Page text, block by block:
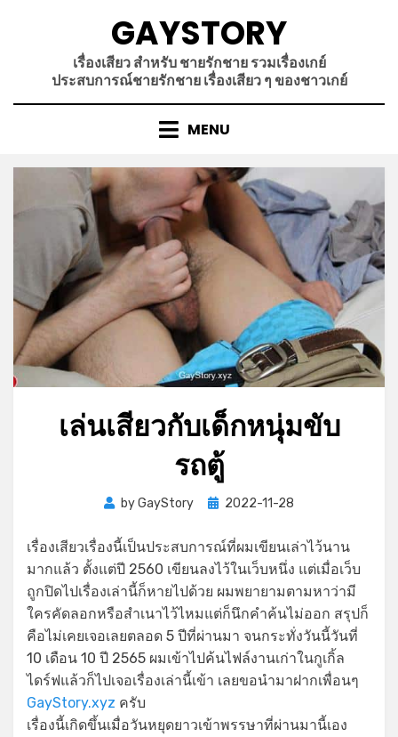
GAYSTORY
เรื่องเสียว สำหรับ ชายรักชาย รวมเรื่องเกย์
ประสบการณ์ชายรักชาย เรื่องเสียว ๆ ของชาวเกย์
MENU
เล่นเสียวกับเด็กหนุ่มขับ
รถตู้
byGayStory
Posted
2022-11-28
เรื่องเสียวเรื่องนี้เป็นประสบการณ์ที่ผมเขียนเล่าไว้นาน
มากแล้ว ตั้งแต่ปี 2560 เขียนลงไว้ในเว็บหนึ่ง แต่เมื่อเว็บ
ถูกปิดไปเรื่องเล่านี้ก็หายไปด้วย ผมพยายามตามหาว่ามี
ใครคัดลอกหรือสำเนาไว้ไหมแต่ก็นึกคำค้นไม่ออก สรุปก็
คือไม่เคยเจอเลยตลอด 5 ปีที่ผ่านมา จนกระทั่งวันนี้วันที่
10 เดือน 10 ปี 2565 ผมเข้าไปค้นไฟล์งานเก่าในกูเกิ้ล
ไดร์ฟแล้วก็ไปเจอเรื่องเล่านี้เข้า เลยขอนำมาฝากเพื่อนๆ
GayStory.xyz ครับ
เรื่องนี้เกิดขึ้นเมื่อวันหยุดยาวเข้าพรรษาที่ผ่านมานี้เอง